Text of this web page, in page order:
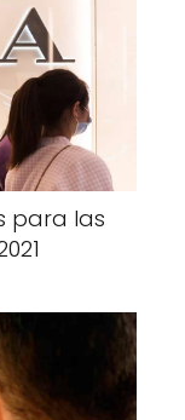
para las